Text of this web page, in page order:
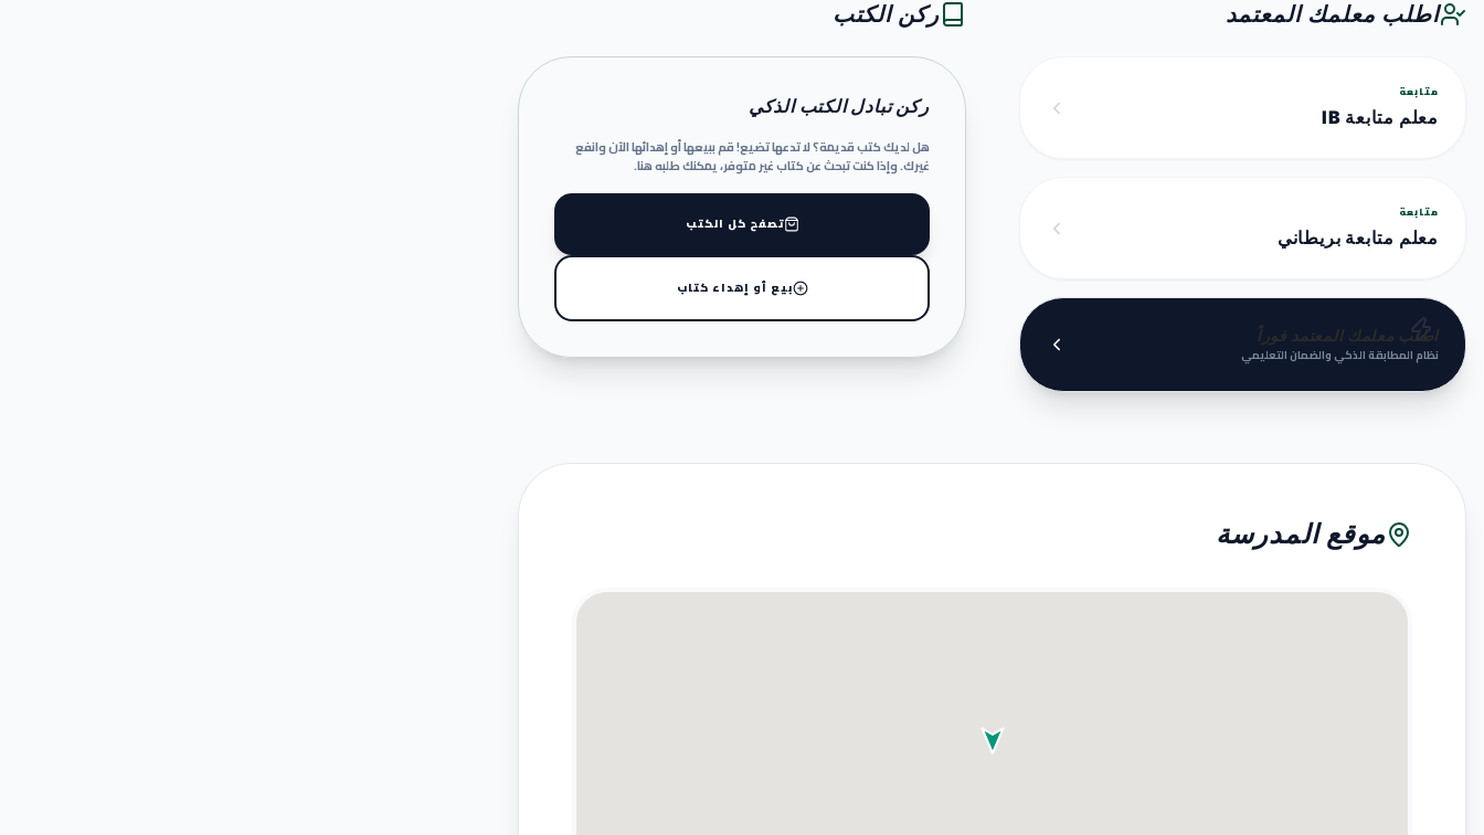
اطلب معلمك المعتمد
متابعة
معلم متابعة IB
متابعة
معلم متابعة بريطاني
اطلب معلمك المعتمد فوراً
نظام المطابقة الذكي والضمان التعليمي
ركن الكتب
ركن تبادل الكتب الذكي
هل لديك كتب قديمة؟ لا تدعها تضيع! قم ببيعها أو إهدائها الآن وانفع
غيرك. وإذا كنت تبحث عن كتاب غير متوفر، يمكنك طلبه هنا.
تصفح كل الكتب
بيع أو إهداء كتاب
موقع المدرسة